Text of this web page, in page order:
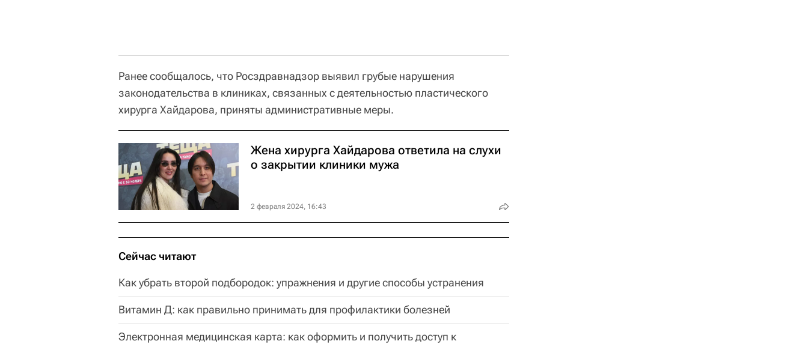
Ранее сообщалось, что Росздравнадзор выявил грубые нарушения
законодательства в клиниках, связанных с деятельностью пластического
хирурга Хайдарова, приняты административные меры.
Жена хирурга Хайдарова ответила на слухи
о закрытии клиники мужа
2 февраля 2024, 16:43
Сейчас читают
Как убрать второй подбородок: упражнения и другие способы устранения
Витамин Д: как правильно принимать для профилактики болезней
Электронная медицинская карта: как оформить и получить доступ к